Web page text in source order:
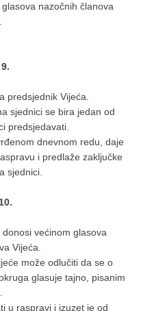
nazočnih članova
predsjednik Vijeća.
sjednici se bira jedan od
predsjedavati.
dnevnom redu, daje
i predlaže zaključke
sjednici.
većinom glasova
Vijeća.
može odlučiti da se o
glasuje tajno, pisanim
u raspravi i izuzet je od